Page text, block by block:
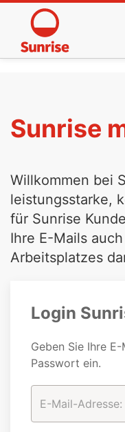
Sunrise
Willkommen bei
leistungsstarke,
für Sunrise
Ihre E-Mails
Arbeitsplatzes
Login
Geben Sie Ihre
Passwort ein.